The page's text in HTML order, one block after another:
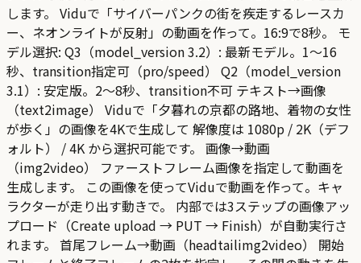
します。 Viduで「サイバーパンクの街を疾走するレースカ
ー、ネオンライトが反射」の動画を作って。16:9で8秒。 モ
デル選択: Q3（model_version 3.2）: 最新モデル。1〜16
秒、transition指定可（pro/speed） Q2（model_version
3.1）: 安定版。2〜8秒、transition不可 テキスト→画像
（text2image） Viduで「夕暮れの京都の路地、着物の女性
が歩く」の画像を4Kで生成して 解像度は 1080p / 2K（デフ
ォルト） / 4K から選択可能です。 画像→動画
（img2video） ファーストフレーム画像を指定して動画を
生成します。 この画像を使ってViduで動画を作って。キャ
ラクターが走り出す動きで。 内部では3ステップの画像アッ
プロード（Create upload → PUT → Finish）が自動実行さ
れます。 首尾フレーム→動画（headtailimg2video） 開始